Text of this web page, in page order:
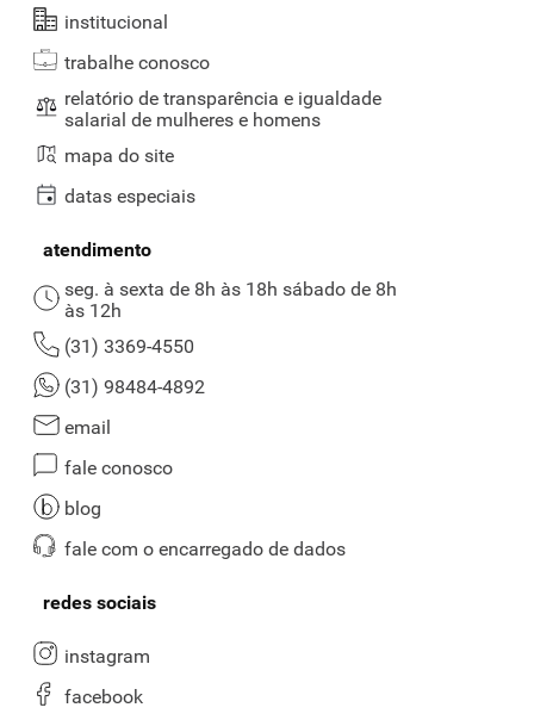
institucional
trabalhe conosco
relatório de transparência e igualdade
salarial de mulheres e homens
mapa do site
datas especiais
atendimento
seg. à sexta de 8h às 18h sábado de 8h
às 12h
(31) 3369-4550
(31) 98484-4892
email
fale conosco
blog
fale com o encarregado de dados
redes sociais
instagram
facebook